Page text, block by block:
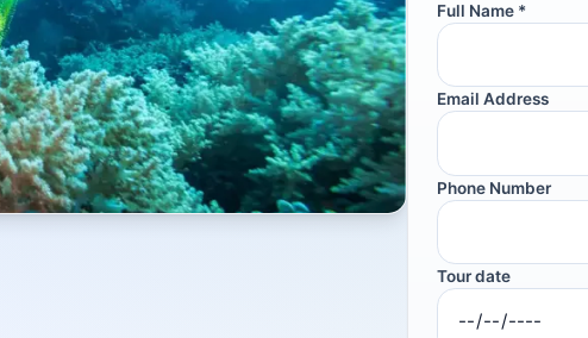
Full Name *
Email Address
Phone Number
Tour date